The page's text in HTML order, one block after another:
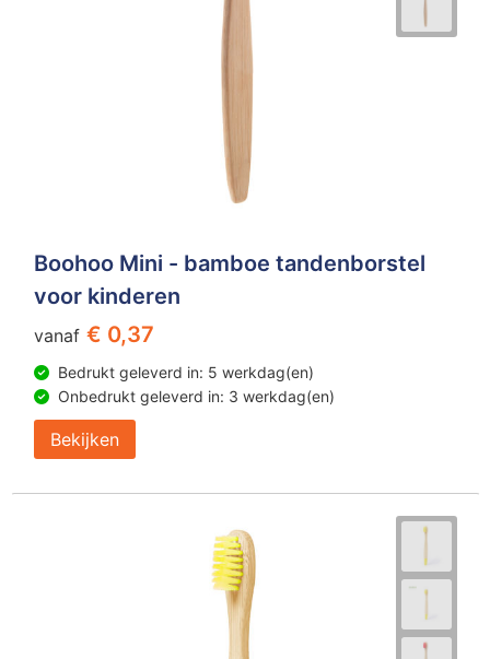
Boohoo Mini - bamboe tandenborstel
voor kinderen
vanaf € 0,37
Bedrukt geleverd in: 5 werkdag(en)
Onbedrukt geleverd in: 3 werkdag(en)
Bekijken